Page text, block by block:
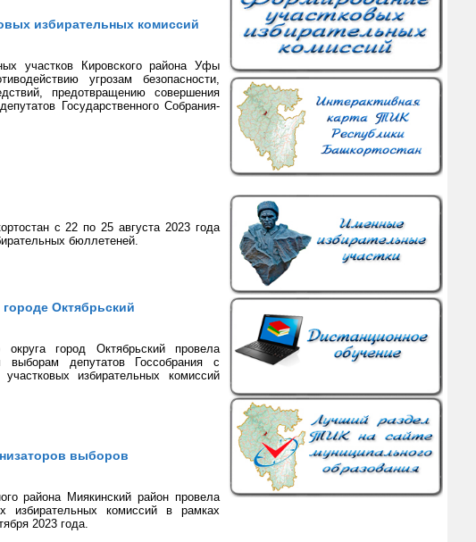
избирательных комиссий
участков Кировского района Уфы
угрозам безопасности,
предотвращению совершения
Государственного Собрания-
с 22 по 25 августа 2023 года
бюллетеней.
Октябрьский
округа город Октябрьский провела
депутатов Госсобрания с
избирательных комиссий
выборов
района Миякинский район провела
избирательных комиссий в рамках
2023 года.